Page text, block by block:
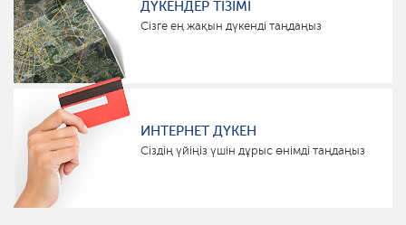
ДҮКЕНДЕР ТІЗІМІ
Сізге ең жақын дүкенді таңдаңыз
ИНТЕРНЕТ ДҮКЕН
Сіздің үйіңіз үшін дұрыс өнімді таңдаңыз